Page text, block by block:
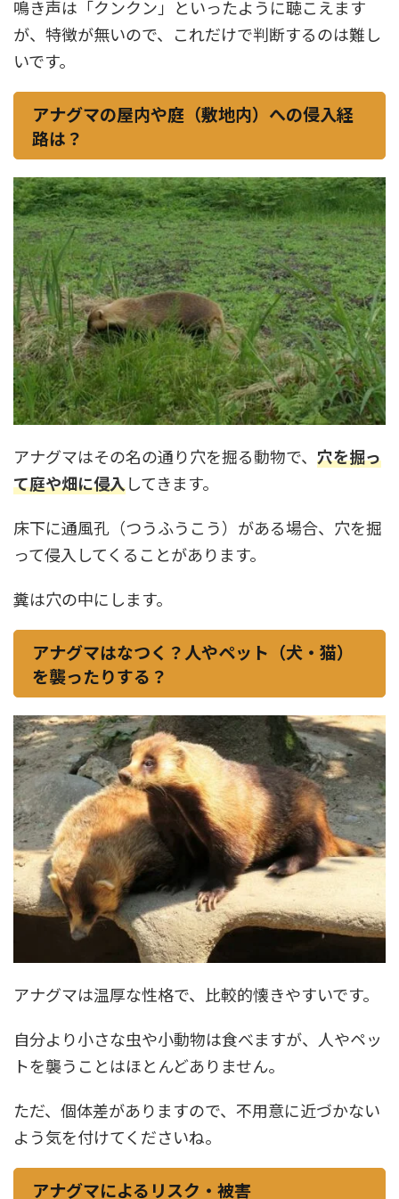
鳴き声は「クンクン」といったように聴こえます
が、特徴が無いので、これだけで判断するのは難し
いです。
アナグマの屋内や庭（敷地内）への侵入経
路は？
アナグマはその名の通り穴を掘る動物で、 穴を掘っ
て庭や畑に侵入してきます。
床下に通風孔（つうふうこう）がある場合、穴を掘
って侵入してくることがあります。
糞は穴の中にします。
アナグマはなつく？人やペット（犬・猫）
を襲ったりする？
アナグマは温厚な性格で、比較的懐きやすいです。
自分より小さな虫や小動物は食べますが、人やペッ
トを襲うことはほとんどありません。
ただ、個体差がありますので、不用意に近づかない
よう気を付けてくださいね。
アナグマによるリスク・被害